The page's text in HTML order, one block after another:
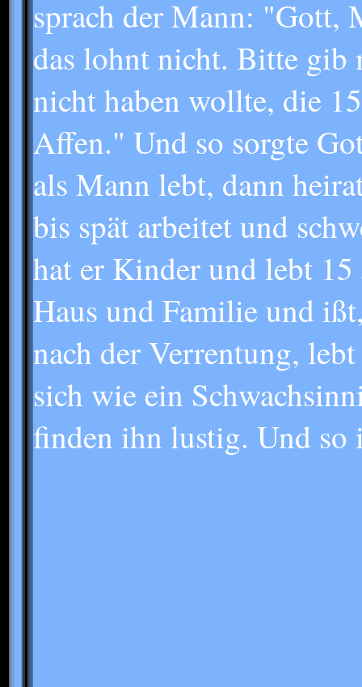
sprach der Mann: "Gott,
das lohnt nicht. Bitte gib
nicht haben wollte, die
Affen." Und so sorgte
als Mann lebt, dann
bis spät arbeitet und
hat er Kinder und lebt
Haus und Familie und
nach der Verrentung,
sich wie ein
finden ihn lustig. Und so